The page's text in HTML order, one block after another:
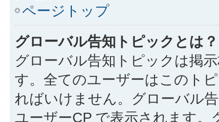
ページトップ
グローバル告知トピックとは？
グローバル告知トピックは掲
す。全てのユーザーはこのト
ればいけません。グローバル
ユーザーCP で表示されます